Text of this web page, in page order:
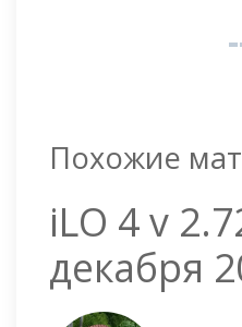
Похожие
iLO 4 v
декабря